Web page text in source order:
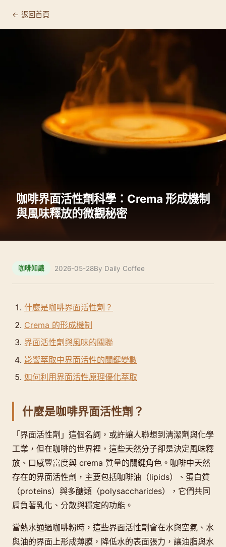
← 返回首頁
咖啡界面活性劑科學：Crema 形成機制
與風味釋放的微觀秘密
咖啡知識 2026-05-28By Daily Coffee
什麼是咖啡界面活性劑？
Crema 的形成機制
界面活性劑與風味的關聯
影響萃取中界面活性的關鍵變數
如何利用界面活性原理優化萃取
什麼是咖啡界面活性劑？
「界面活性劑」這個名詞，或許讓人聯想到清潔劑與化學
工業，但在咖啡的世界裡，這些天然分子卻是決定風味釋
放、口感豐富度與 crema 質量的關鍵角色。咖啡中天然
存在的界面活性劑，主要包括咖啡油（lipids）、蛋白質
（proteins）與多醣類（polysaccharides），它們共同
肩負著乳化、分散與穩定的功能。
當熱水通過咖啡粉時，這些界面活性劑會在水與空氣、水
與油的界面上形成薄膜，降低水的表面張力，讓油脂與水